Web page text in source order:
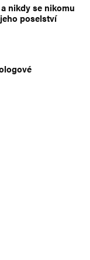
nikdy se nikomu
poselství